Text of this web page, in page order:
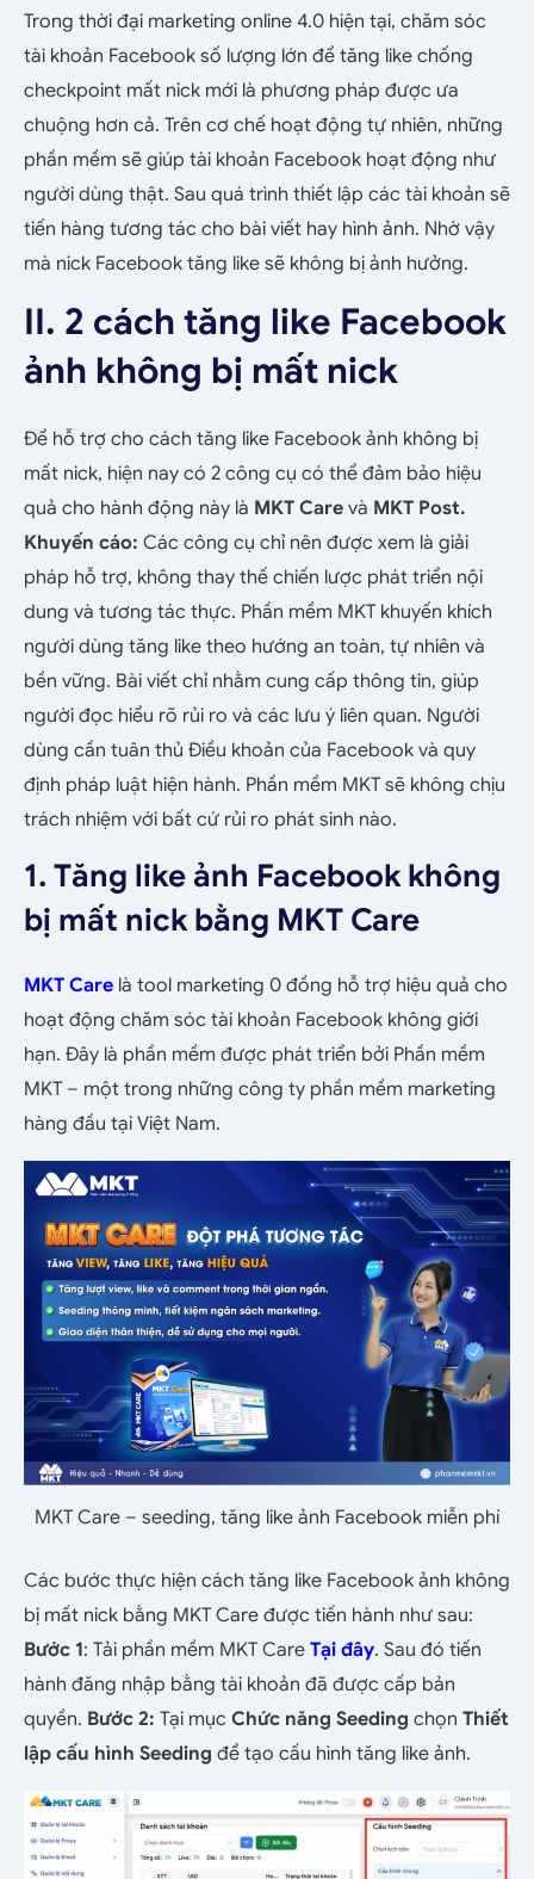
Trong thời đại marketing online 4.0 hiện tại, chăm sóc
tài khoản Facebook số lượng lớn để tăng like chống
checkpoint mất nick mới là phương pháp được ưa
chuộng hơn cả. Trên cơ chế hoạt động tự nhiên, những
phần mềm sẽ giúp tài khoản Facebook hoạt động như
người dùng thật. Sau quá trình thiết lập các tài khoản sẽ
tiến hàng tương tác cho bài viết hay hình ảnh. Nhờ vậy
mà nick Facebook tăng like sẽ không bị ảnh hưởng.
II. 2 cách tăng like Facebook
ảnh không bị mất nick
Để hỗ trợ cho cách tăng like Facebook ảnh không bị
mất nick, hiện nay có 2 công cụ có thể đảm bảo hiệu
quả cho hành động này là MKT Care và MKT Post.
Khuyến cáo: Các công cụ chỉ nên được xem là giải
pháp hỗ trợ, không thay thế chiến lược phát triển nội
dung và tương tác thực. Phần mềm MKT khuyến khích
người dùng tăng like theo hướng an toàn, tự nhiên và
bền vững. Bài viết chỉ nhằm cung cấp thông tin, giúp
người đọc hiểu rõ rủi ro và các lưu ý liên quan. Người
dùng cần tuân thủ Điều khoản của Facebook và quy
định pháp luật hiện hành. Phần mềm MKT sẽ không chịu
trách nhiệm với bất cứ rủi ro phát sinh nào.
1. Tăng like ảnh Facebook không
bị mất nick bằng MKT Care
MKT Care là tool marketing 0 đồng hỗ trợ hiệu quả cho
hoạt động chăm sóc tài khoản Facebook không giới
hạn. Đây là phần mềm được phát triển bởi Phần mềm
MKT – một trong những công ty phần mềm marketing
hàng đầu tại Việt Nam.
MKT Care – seeding, tăng like ảnh Facebook miễn phí
Các bước thực hiện cách tăng like Facebook ảnh không
bị mất nick bằng MKT Care được tiến hành như sau:
Bước 1: Tải phần mềm MKT Care Tại đây. Sau đó tiến
hành đăng nhập bằng tài khoản đã được cấp bản
quyền. Bước 2: Tại mục Chức năng Seeding chọn Thiết
lập cấu hình Seeding để tạo cấu hình tăng like ảnh.